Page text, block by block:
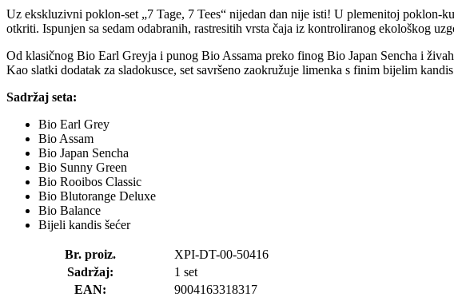
Uz ekskluzivni poklon-set „7 Tage, 7 Tees“ nijedan dan nije isti! U plemenitoj
otkriti. Ispunjen sa sedam odabranih, rastresitih vrsta čaja iz kontroliranog ekološkog
Od klasičnog Bio Earl Greyja i punog Bio Assama preko finog Bio Japan Sencha i
Kao slatki dodatak za sladokusce, set savršeno zaokružuje limenka s finim bijelim
Sadržaj seta:
Bio Earl Grey
Bio Assam
Bio Japan Sencha
Bio Sunny Green
Bio Rooibos Classic
Bio Blutorange Deluxe
Bio Balance
Bijeli kandis šećer
Br. proiz.
XPI-DT-00-50416
Sadržaj:
1 set
EAN:
9004163318317